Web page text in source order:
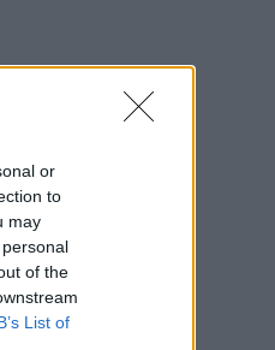
or
to
may
of the
List of